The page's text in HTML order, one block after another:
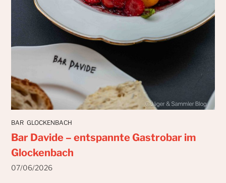
BAR GLOCKENBACH
Bar Davide – entspannte Gastrobar im
Glockenbach
07/06/2026